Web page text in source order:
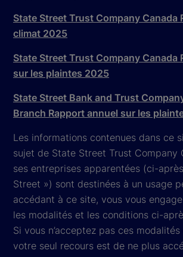
State Street Trust Company Canada
climat 2025
State Street Trust Company Canada
sur les plaintes 2025
State Street Bank and Trust
Branch Rapport annuel sur les
Les informations contenues dans ce
sujet de State Street Trust Company
ses entreprises apparentées (ci-
Street ») sont destinées à un usage
accédant à ce site, vous vous
les modalités et les conditions ci-
Si vous n’acceptez pas ces
votre seul recours est de ne plus